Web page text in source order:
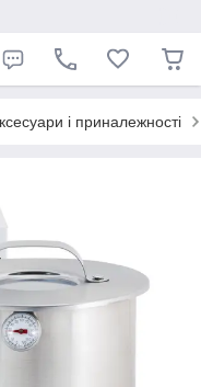
і приналежності